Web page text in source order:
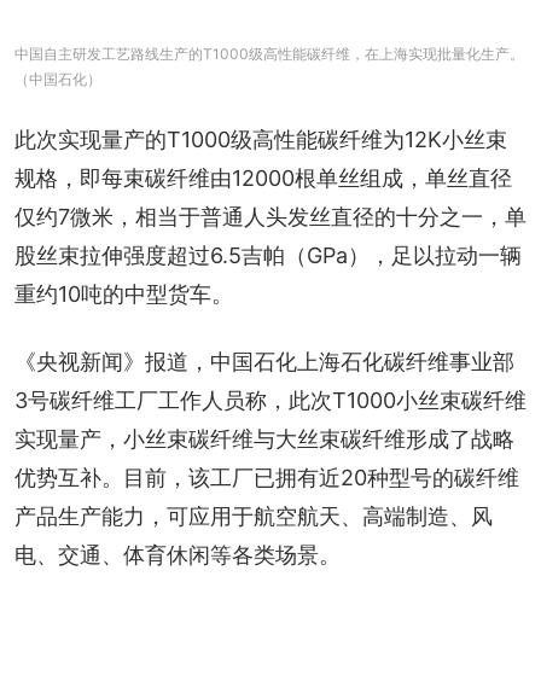
中国自主研发工艺路线生产的T1000级高性能碳纤维，在上海实现批量化生产。
（中国石化）
此次实现量产的T1000级高性能碳纤维为12K小丝束
规格，即每束碳纤维由12000根单丝组成，单丝直径
仅约7微米，相当于普通人头发丝直径的十分之一，单
股丝束拉伸强度超过6.5吉帕（GPa），足以拉动一辆
重约10吨的中型货车。
《央视新闻》报道，中国石化上海石化碳纤维事业部
3号碳纤维工厂工作人员称，此次T1000小丝束碳纤维
实现量产，小丝束碳纤维与大丝束碳纤维形成了战略
优势互补。目前，该工厂已拥有近20种型号的碳纤维
产品生产能力，可应用于航空航天、高端制造、风
电、交通、体育休闲等各类场景。